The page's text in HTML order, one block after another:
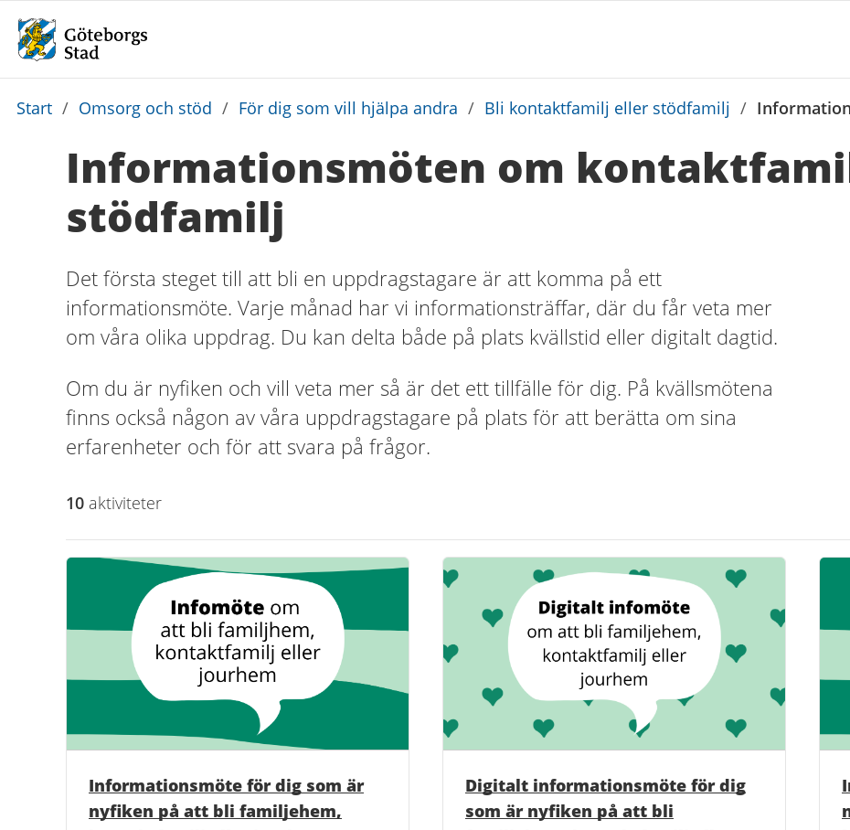
Du
Start / Omsorg och stöd / För dig som vill hjälpa andra / Bli kontaktfamilj eller stödfamilj /
Informationsmöten om
stödfamilj
Det första steget till att bli en uppdragstagare är att komma på ett
informationsmöte. Varje månad har vi informationsträffar, där du får veta mer
om våra olika uppdrag. Du kan delta både på plats kvällstid eller digitalt dagtid.
Om du är nyfiken och vill veta mer så är det ett tillfälle för dig. På kvällsmötena
finns också någon av våra uppdragstagare på plats för att berätta om sina
erfarenheter och för att svara på frågor.
10 aktiviteter
Informationsmöte för dig som är
nyfiken på att bli familjehem,
Digitalt informationsmöte för dig
som är nyfiken på att bli